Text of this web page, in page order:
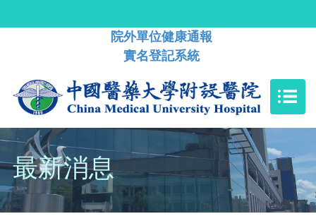
院外單位健康通報
實名登記系統
最新消息